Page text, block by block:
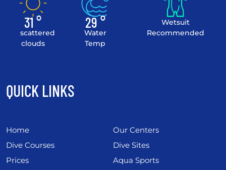
31 °
scattered
clouds
29 °
Water
Temp
Wetsuit
Recommended
QUICK LINKS
Home
Our Centers
Dive Courses
Dive Sites
Prices
Aqua Sports